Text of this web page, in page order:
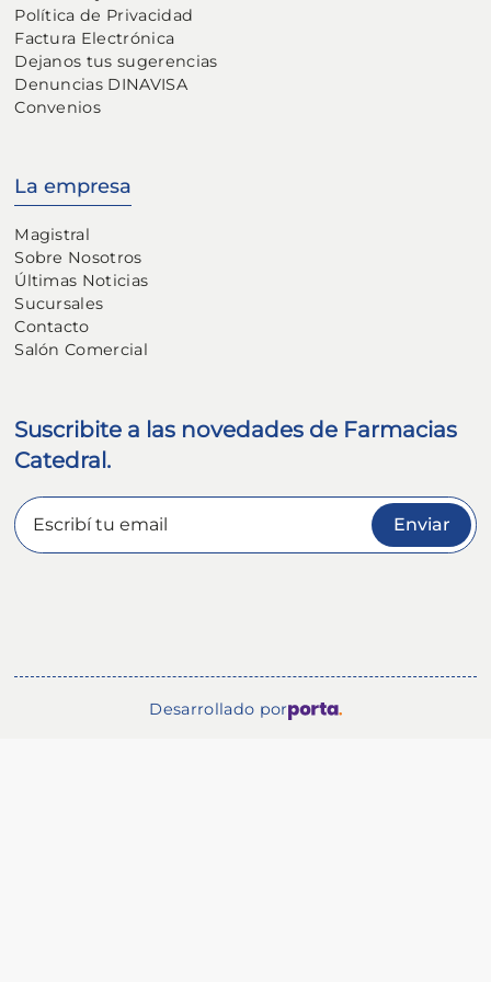
Política de Privacidad
Factura Electrónica
Dejanos tus sugerencias
Denuncias DINAVISA
Convenios
La empresa
Magistral
Sobre Nosotros
Últimas Noticias
Sucursales
Contacto
Salón Comercial
Suscribite a las novedades de Farmacias
Catedral.
Enviar
Desarrollado por